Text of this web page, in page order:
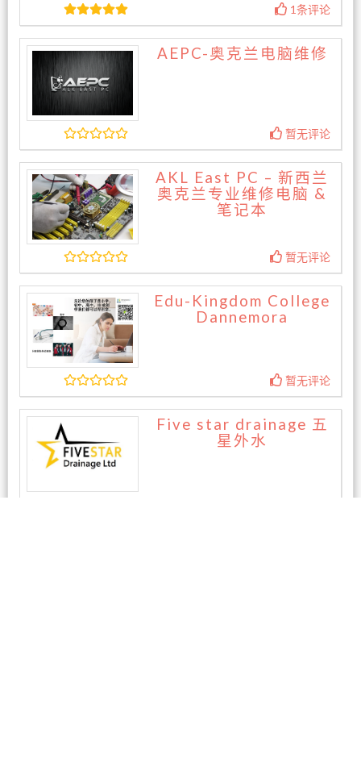
1条评论
AEPC-奥克兰电脑维修
暂无评论
AKL East PC – 新西兰
奥克兰专业维修电脑 &
笔记本
暂无评论
Edu-Kingdom College
Dannemora
暂无评论
Five star drainage 五
星外水